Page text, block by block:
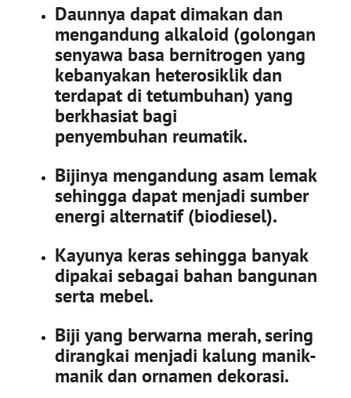
Daunnya dapat dimakan dan
mengandung alkaloid (golongan
senyawa basa bernitrogen yang
kebanyakan heterosiklik dan
terdapat di tetumbuhan) yang
berkhasiat bagi
penyembuhan reumatik.
Bijinya mengandung asam lemak
sehingga dapat menjadi sumber
energi alternatif (biodiesel).
Kayunya keras sehingga banyak
dipakai sebagai bahan bangunan
serta mebel.
Biji yang berwarna merah, sering
dirangkai menjadi kalung manik-
manik dan ornamen dekorasi.